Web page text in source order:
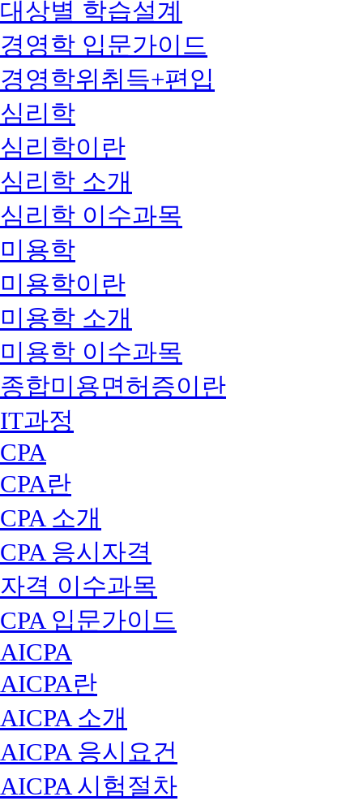
대상별 학습설계
경영학 입문가이드
경영학위취득+편입
심리학
심리학이란
심리학 소개
심리학 이수과목
미용학
미용학이란
미용학 소개
미용학 이수과목
종합미용면허증이란
IT과정
CPA
CPA란
CPA 소개
CPA 응시자격
자격 이수과목
CPA 입문가이드
AICPA
AICPA란
AICPA 소개
AICPA 응시요건
AICPA 시험절차